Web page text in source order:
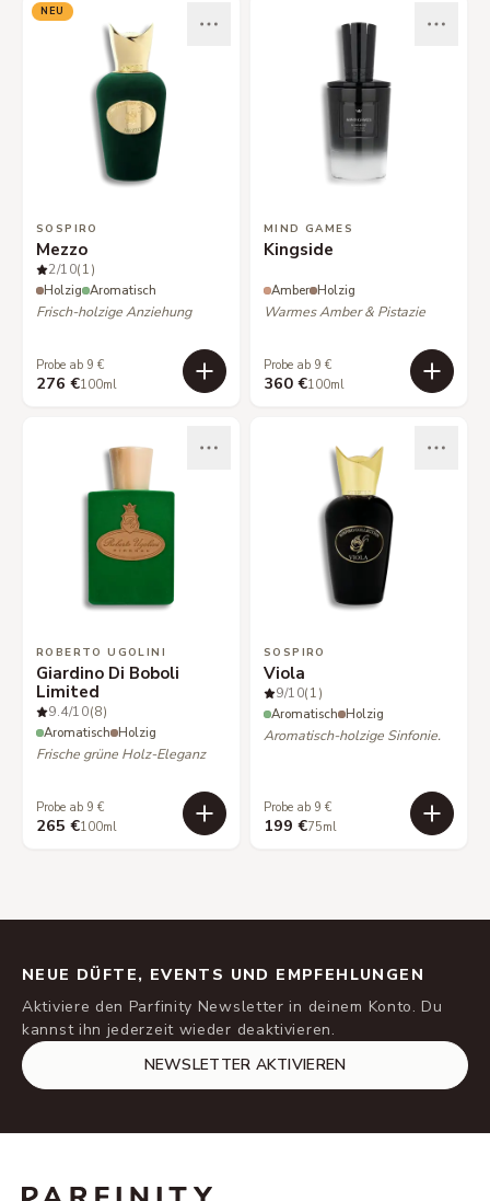
NEU
SOSPIRO
Mezzo
2/10(1)
Holzig Aromatisch
Frisch-holzige Anziehung
Probe ab 9 €
276 €100ml
MIND GAMES
Kingside
Amber Holzig
Warmes Amber & Pistazie
Probe ab 9 €
360 €100ml
ROBERTO UGOLINI
Giardino Di Boboli
Limited
9.4/10(8)
Aromatisch Holzig
Frische grüne Holz-Eleganz
Probe ab 9 €
265 €100ml
SOSPIRO
Viola
9/10(1)
Aromatisch Holzig
Aromatisch-holzige Sinfonie.
Probe ab 9 €
199 €75ml
NEUE DÜFTE, EVENTS UND EMPFEHLUNGEN
Aktiviere den Parfinity Newsletter in deinem Konto. Du
kannst ihn jederzeit wieder deaktivieren.
NEWSLETTER AKTIVIEREN